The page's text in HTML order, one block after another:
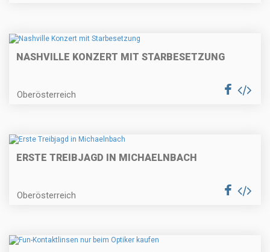
NASHVILLE KONZERT MIT STARBESETZUNG
Oberösterreich
ERSTE TREIBJAGD IN MICHAELNBACH
Oberösterreich